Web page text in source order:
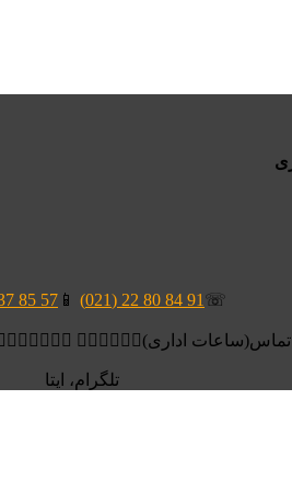
☏
91 84 80 22 (021)
📱
57 85 437 (0902)
تماس(ساعات اداری)👆🏻👆🏻👆🏻
تلگرام، ایتا